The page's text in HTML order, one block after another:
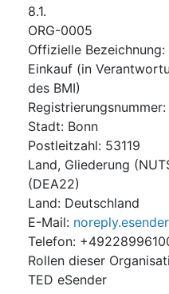
8.1.
ORG-0005
Offizielle Bezeichnung:
Einkauf (in
des BMI)
Registrierungsnummer:
Stadt: Bonn
Postleitzahl: 53119
Land, Gliederung
(DEA22)
Land: Deutschland
E-Mail:
Telefon:
Rollen dieser
TED eSender